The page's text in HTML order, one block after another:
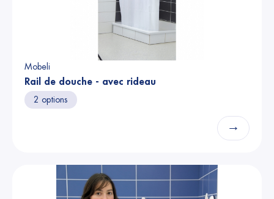
Mobeli
Rail de douche - avec rideau
2 options
→